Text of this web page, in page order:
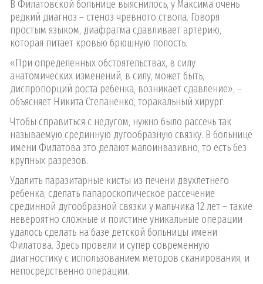
В Филатовской больнице выяснилось, у Максима очень
редкий диагноз – стеноз чревного ствола. Говоря
простым языком, диафрагма сдавливает артерию,
которая питает кровью брюшную полость.
«При определенных обстоятельствах, в силу
анатомических изменений, в силу, может быть,
диспропорций роста ребенка, возникает сдавление», –
объясняет Никита Степаненко, торакальный хирург.
Чтобы справиться с недугом, нужно было рассечь так
называемую срединную дугообразную связку. В больнице
имени Филатова это делают малоинвазивно, то есть без
крупных разрезов.
Удалить паразитарные кисты из печени двухлетнего
ребенка, сделать лапароскопическое рассечение
срединной дугообразной связки у мальчика 12 лет – такие
невероятно сложные и поистине уникальные операции
удалось сделать на базе детской больницы имени
Филатова. Здесь провели и супер современную
диагностику с использованием методов сканирования, и
непосредственно операции.